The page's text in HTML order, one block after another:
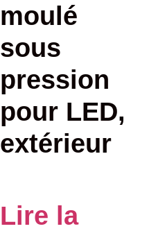
moulé
sous
pression
pour LED,
extérieur
Lire la